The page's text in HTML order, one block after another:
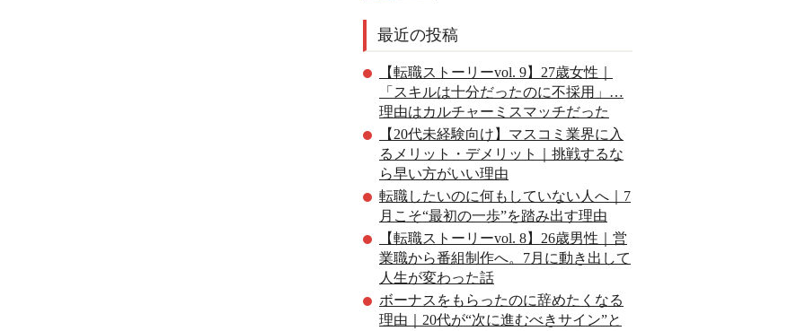
最近の投稿
【転職ストーリーvol. 9】27歳女性｜
「スキルは十分だったのに不採用」…
理由はカルチャーミスマッチだった
【20代未経験向け】マスコミ業界に入
るメリット・デメリット｜挑戦するな
ら早い方がいい理由
転職したいのに何もしていない人へ｜7
月こそ“最初の一歩”を踏み出す理由
【転職ストーリーvol. 8】26歳男性｜営
業職から番組制作へ。7月に動き出して
人生が変わった話
ボーナスをもらったのに辞めたくなる
理由｜20代が“次に進むべきサイン”と